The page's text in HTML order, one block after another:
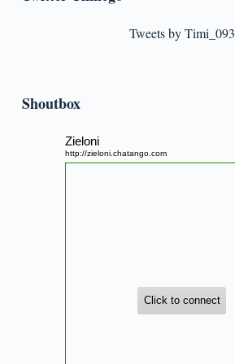
Tweets by Timi_093
Shoutbox